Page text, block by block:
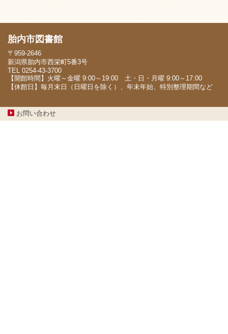
胎内市図書館
〒959-2646
新潟県胎内市西栄町5番3号
TEL 0254-43-3700
【開館時間】火曜～金曜 9:00～19:00 土・日・月曜 9:00～17:00
【休館日】毎月末日（日曜日を除く）、年末年始、特別整理期間など
お問い合わせ